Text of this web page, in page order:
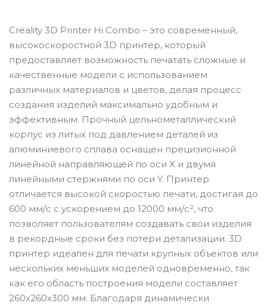
Creality 3D Printer Hi Combo – это современный,
высокоскоростной 3D принтер, который
предоставляет возможность печатать сложные и
качественные модели с использованием
различных материалов и цветов, делая процесс
создания изделий максимально удобным и
эффективным. Прочный цельнометаллический
корпус из литых под давлением деталей из
алюминиевого сплава оснащен прецизионной
линейной направляющей по оси X и двумя
линейными стержнями по оси Y. Принтер
отличается высокой скоростью печати, достигая до
600 мм/с с ускорением до 12000 мм/с², что
позволяет пользователям создавать свои изделия
в рекордные сроки без потери детализации. 3D
принтер идеален для печати крупных объектов или
нескольких меньших моделей одновременно, так
как его область построения модели составляет
260x260x300 мм. Благодаря динамически